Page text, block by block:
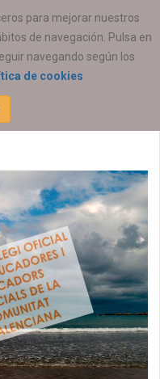
para mejorar nuestros
de navegación. Pulsa en
navegando según los
de cookies
de
02/2018